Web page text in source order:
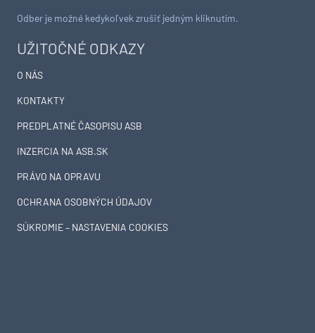
UŽITOČNÉ ODKAZY
O NÁS
KONTAKTY
PREDPLATNÉ ČASOPISU ASB
INZERCIA NA ASB.SK
PRÁVO NA OPRAVU
OCHRANA OSOBNÝCH ÚDAJOV
SÚKROMIE – NASTAVENIA COOKIES
Odber je možné kedykoľvek zrušiť jedným kliknutím.